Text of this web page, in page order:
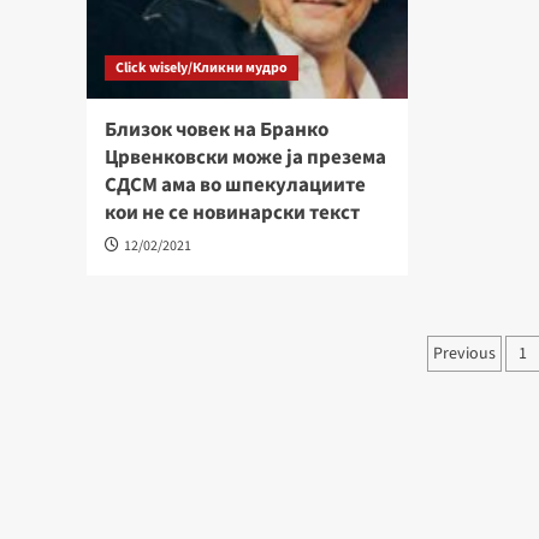
Click wisely/Кликни мудро
Близок човек на Бранко
Црвенковски може ја презема
СДСМ ама во шпекулациите
кои не се новинарски текст
12/02/2021
Previous 1